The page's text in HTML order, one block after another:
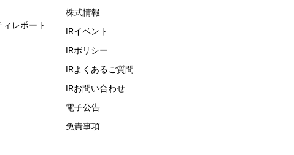
レポート
株式情報
IRイベント
IRポリシー
IRよくあるご質問
IRお問い合わせ
電子公告
免責事項